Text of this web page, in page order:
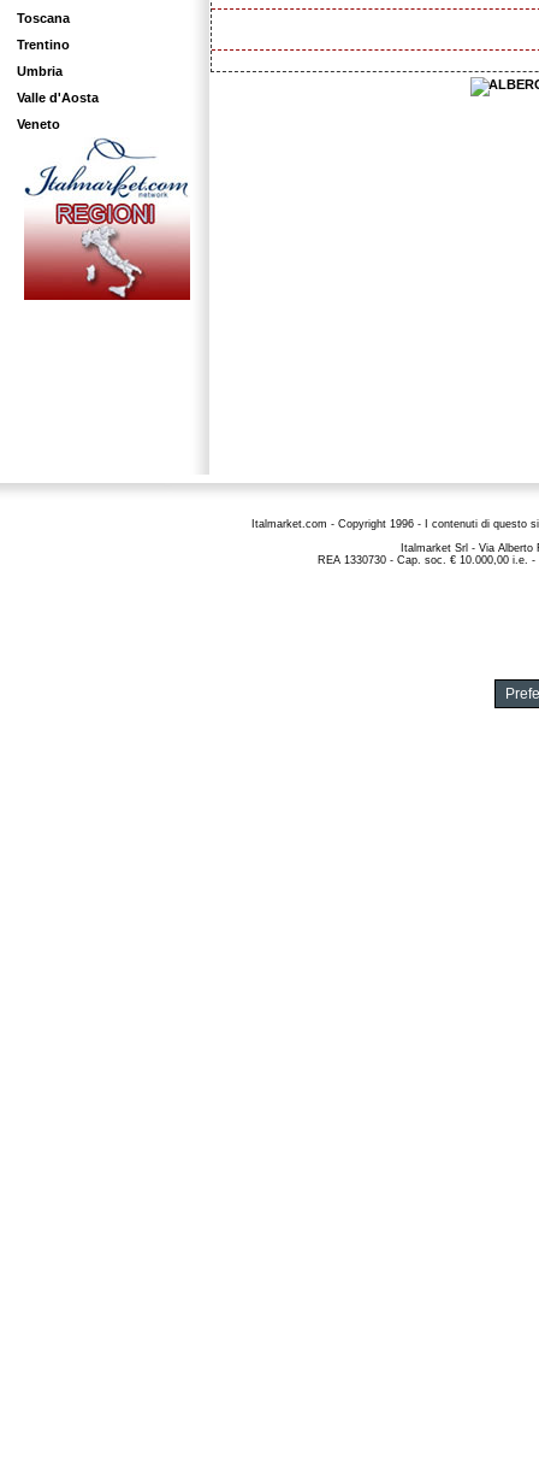
Toscana
Trentino
Umbria
Valle d'Aosta
Veneto
Italmarket.com - Copyright 1996 - I contenuti di questo
Italmarket Srl - Via Alberto
REA 1330730 - Cap. soc. € 10.000,00 i.e.